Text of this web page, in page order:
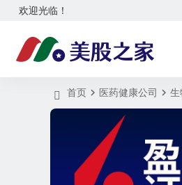
欢迎光临！
首页 医药健康公司 生